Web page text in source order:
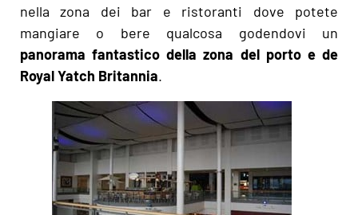
nella zona dei bar e ristoranti dove potete
mangiare o bere qualcosa godendovi un
panorama fantastico della zona del porto e de
Royal Yatch Britannia.